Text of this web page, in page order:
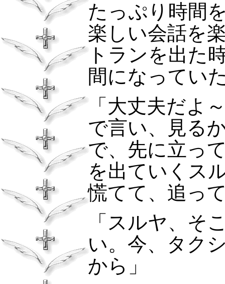
たっぷり時間
楽しい会話を
トランを出た
間になってい
「大丈夫だよ
で言い、見る
で、先に立っ
を出ていくス
慌てて、追っ
「スルヤ、そ
い。今、タク
から」